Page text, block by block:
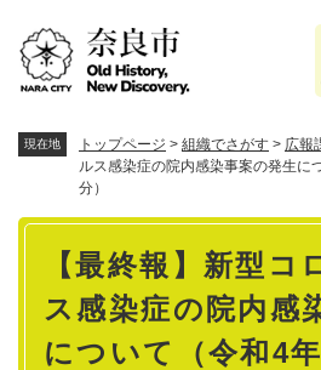
現在地 トップページ > 組織でさがす > 広報
ルス感染症の院内感染事案の発生に
分）
本
【最終報】新型コ
ス感染症の院内感
について（令和4